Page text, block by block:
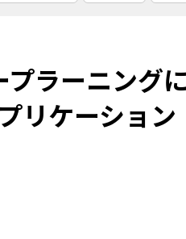
ラーニング
リケーション